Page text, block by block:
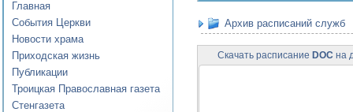
Главная
События Церкви
Новости храма
Приходская жизнь
Публикации
Троицкая Православная газета
Стенгазета
Архив расписаний служб
Скачать расписание DOC на